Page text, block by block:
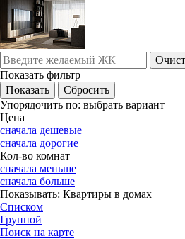
Показать фильтр
Упорядочить по: выбрать вариант
Цена
сначала дешевые
сначала дорогие
Кол-во комнат
сначала меньше
сначала больше
Показывать: Квартиры в домах
Списком
Группой
Поиск на карте